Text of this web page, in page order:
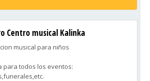
Centro musical Kalinka
musical para niños
para todos los eventos: